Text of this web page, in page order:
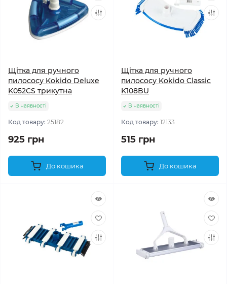
Щітка для ручного
пилососу Kokido Deluxe
K052CS трикутна
В наявності
Код товару: 25182
925 грн
До кошика
Щітка для ручного
пилососу Kokido Classic
K108BU
В наявності
Код товару: 12133
515 грн
До кошика